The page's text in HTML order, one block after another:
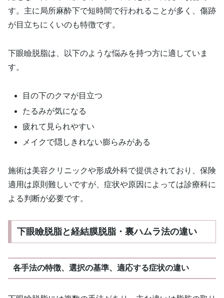
す。主に局所麻酔下で短時間で行われることが多く、傷跡
が目立ちにくいのも特徴です。
下眼瞼脱脂は、以下のような悩みを持つ方に適していま
す。
目の下のクマが目立つ
たるみが気になる
疲れて見られやすい
メイクで隠しきれない膨らみがある
施術は美容クリニックや形成外科で提供されており、保険
適用は原則難しいですが、症状や原因によっては診療科に
よる判断が必要です。
下眼瞼脱脂と経結膜脱脂・裏ハムラ法の違い
各手法の特徴、選択の基準、適応する症状の違い